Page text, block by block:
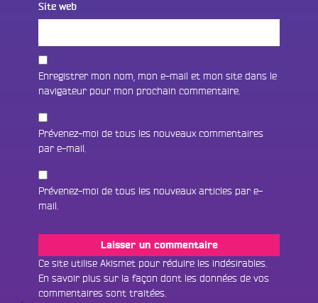
Site web
Enregistrer mon nom, mon e-mail et mon site dans le
navigateur pour mon prochain commentaire.
Prévenez-moi de tous les nouveaux commentaires
par e-mail.
Prévenez-moi de tous les nouveaux articles par e-
mail.
Ce site utilise Akismet pour réduire les indésirables.
En savoir plus sur la façon dont les données de vos
commentaires sont traitées
Écouter le direct